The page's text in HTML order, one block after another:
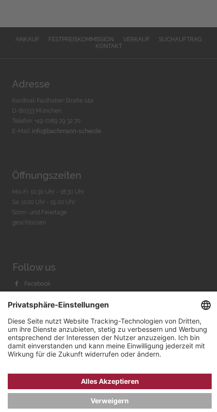
ANKAUF FESTPREISKOMMISSION VERKAUF
SUCHAUFTRAG
KONTAKT
Adresse
Kardinal-Faulhaber-Straße 14a
D-80333 München
Telefon: +49 (0)89 29 32 70
E-Mail: info@bachmann-scher.de
Öffnungszeiten
Mo-Fr. 10:30 Uhr - 18:30 Uhr
Sa. 11:00 Uhr - 15.00 Uhr
Sonn- und Feiertage
geschlossen
Follow us
Facebook
Youtube
IMPRESSUM
AGB & WIDERRUF
COOKIE-EINSTELLUNGEN